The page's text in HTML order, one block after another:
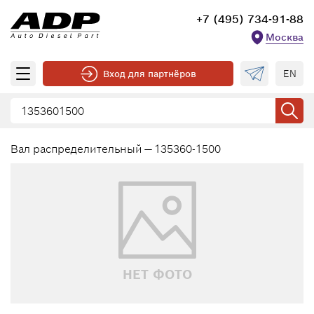
+7 (495) 734-91-88
Москва
Вход для партнёров EN
Вал распределительный — 135360-1500
НЕТ ФОТО